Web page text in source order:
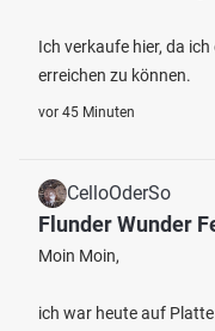
Ich verkaufe hier, da
erreichen zu können.
vor 45 Minuten
CelloOderSo
Flunder Wunder
Moin Moin,
ich war heute auf